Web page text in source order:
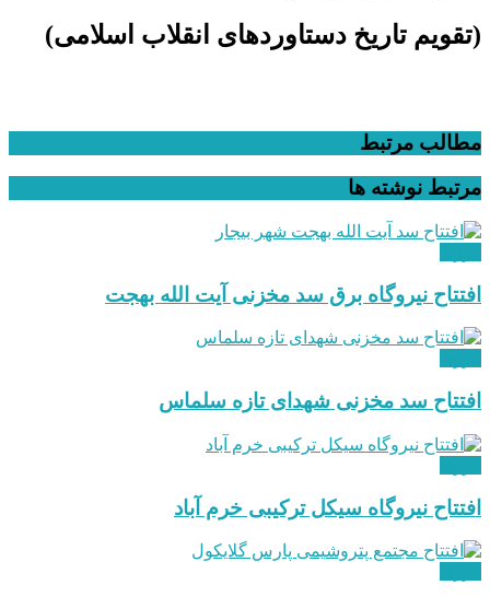
(تقویم تاریخ دستاوردهای انقلاب اسلامی​)
مطالب مرتبط
مرتبط نوشته ها
افتتاح نیروگاه برق سد مخزنی آیت الله بهجت
افتتاح سد مخزنی شهدای تازه سلماس
افتتاح نیروگاه سیکل ترکیبی خرم آباد